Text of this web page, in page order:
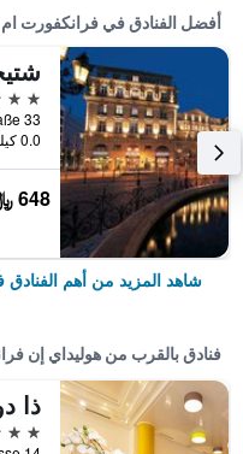
أفضل الفنادق في فرانكفورت
5 نجوم
0.0 كيلومتر عن وسط المدينة
648 ﷼
شاهد المزيد من أهم
فنادق بالقرب من هوليداي إن
3 نجوم